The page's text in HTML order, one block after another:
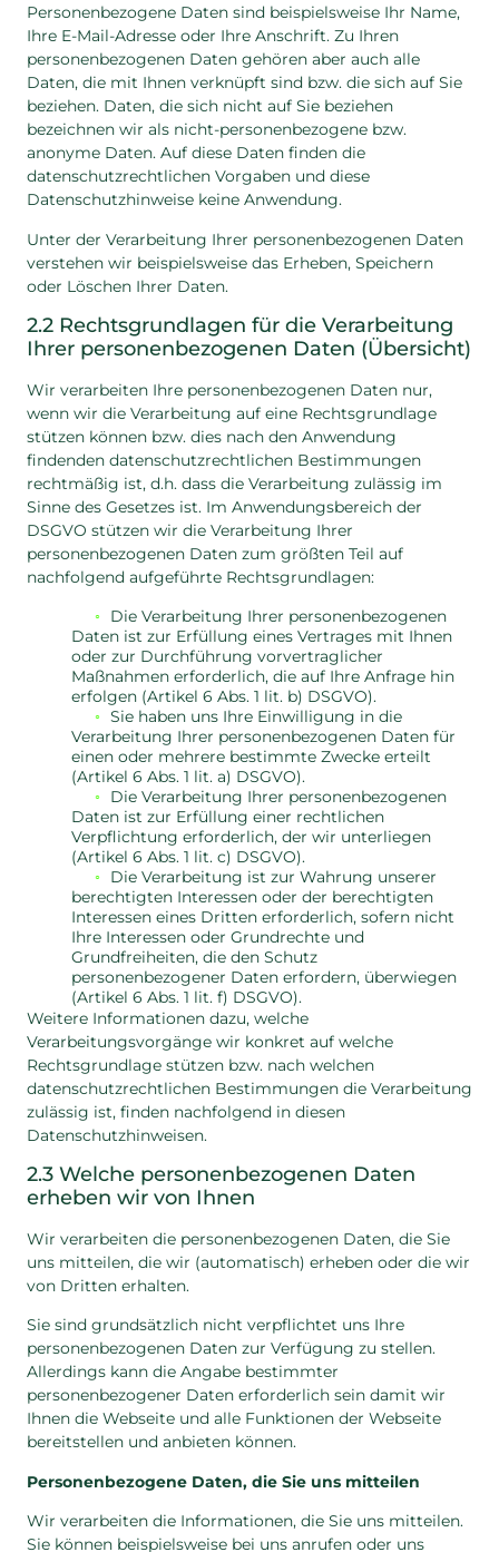
Personenbezogene Daten sind beispielsweise Ihr Name,
Ihre E-Mail-Adresse oder Ihre Anschrift. Zu Ihren
personenbezogenen Daten gehören aber auch alle
Daten, die mit Ihnen verknüpft sind bzw. die sich auf Sie
beziehen. Daten, die sich nicht auf Sie beziehen
bezeichnen wir als nicht-personenbezogene bzw.
anonyme Daten. Auf diese Daten finden die
datenschutzrechtlichen Vorgaben und diese
Datenschutzhinweise keine Anwendung.
Unter der Verarbeitung Ihrer personenbezogenen Daten
verstehen wir beispielsweise das Erheben, Speichern
oder Löschen Ihrer Daten.
2.2 Rechtsgrundlagen für die Verarbeitung
Ihrer personenbezogenen Daten (Übersicht)
Wir verarbeiten Ihre personenbezogenen Daten nur,
wenn wir die Verarbeitung auf eine Rechtsgrundlage
stützen können bzw. dies nach den Anwendung
findenden datenschutzrechtlichen Bestimmungen
rechtmäßig ist, d.h. dass die Verarbeitung zulässig im
Sinne des Gesetzes ist. Im Anwendungsbereich der
DSGVO stützen wir die Verarbeitung Ihrer
personenbezogenen Daten zum größten Teil auf
nachfolgend aufgeführte Rechtsgrundlagen:
Die Verarbeitung Ihrer personenbezogenen
Daten ist zur Erfüllung eines Vertrages mit Ihnen
oder zur Durchführung vorvertraglicher
Maßnahmen erforderlich, die auf Ihre Anfrage hin
erfolgen (Artikel 6 Abs. 1 lit. b) DSGVO).
Sie haben uns Ihre Einwilligung in die
Verarbeitung Ihrer personenbezogenen Daten für
einen oder mehrere bestimmte Zwecke erteilt
(Artikel 6 Abs. 1 lit. a) DSGVO).
Die Verarbeitung Ihrer personenbezogenen
Daten ist zur Erfüllung einer rechtlichen
Verpflichtung erforderlich, der wir unterliegen
(Artikel 6 Abs. 1 lit. c) DSGVO).
Die Verarbeitung ist zur Wahrung unserer
berechtigten Interessen oder der berechtigten
Interessen eines Dritten erforderlich, sofern nicht
Ihre Interessen oder Grundrechte und
Grundfreiheiten, die den Schutz
personenbezogener Daten erfordern, überwiegen
(Artikel 6 Abs. 1 lit. f) DSGVO).
Weitere Informationen dazu, welche
Verarbeitungsvorgänge wir konkret auf welche
Rechtsgrundlage stützen bzw. nach welchen
datenschutzrechtlichen Bestimmungen die Verarbeitung
zulässig ist, finden nachfolgend in diesen
Datenschutzhinweisen.
2.3 Welche personenbezogenen Daten
erheben wir von Ihnen
Wir verarbeiten die personenbezogenen Daten, die Sie
uns mitteilen, die wir (automatisch) erheben oder die wir
von Dritten erhalten.
Sie sind grundsätzlich nicht verpflichtet uns Ihre
personenbezogenen Daten zur Verfügung zu stellen.
Allerdings kann die Angabe bestimmter
personenbezogener Daten erforderlich sein damit wir
Ihnen die Webseite und alle Funktionen der Webseite
bereitstellen und anbieten können.
Personenbezogene Daten, die Sie uns mitteilen
Wir verarbeiten die Informationen, die Sie uns mitteilen.
Sie können beispielsweise bei uns anrufen oder uns